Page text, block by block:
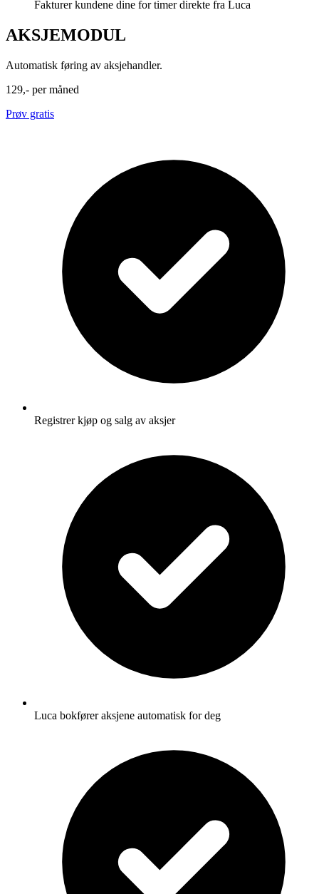
Fakturer kundene dine for timer direkte fra Luca
AKSJEMODUL
Automatisk føring av aksjehandler.
129,- per måned
Prøv gratis
Registrer kjøp og salg av aksjer
Luca bokfører aksjene automatisk for deg